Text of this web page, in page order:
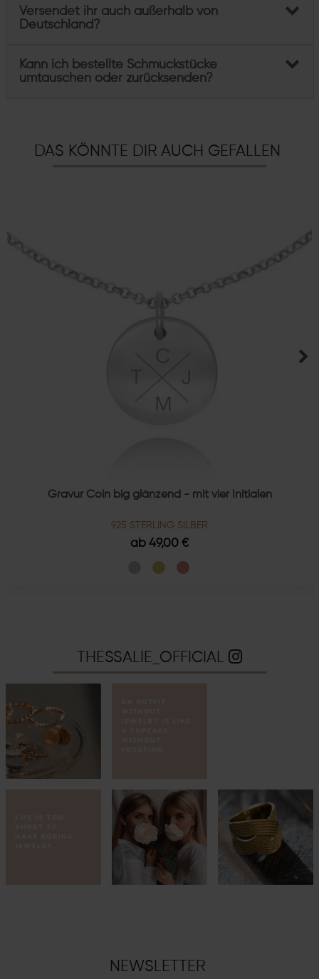
Versendet ihr auch außerhalb von
Deutschland?
Kann ich bestellte Schmuckstücke
umtauschen oder zurücksenden?
DAS KÖNNTE DIR AUCH GEFALLEN
Gravur Coin big glänzend - mit vier Initialen
925 STERLING SILBER
ab 49,00 €
THESSALIE_OFFICIAL
NEWSLETTER